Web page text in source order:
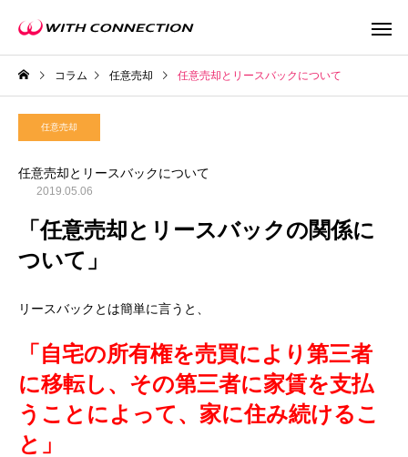
ウィズの利益還元
コラム 任意売却 任意売却とリースバックについて
任意売却
任意売却とリースバックについて
2019.05.06
「任意売却とリースバックの関係に
ついて」
リースバックとは簡単に言うと、
「自宅の所有権を売買により第三者
に移転し、その第三者に家賃を支払
うことによって、家に住み続けるこ
と」